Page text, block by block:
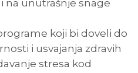
na unutrašnje snage
koji bi doveli do
i usvajanja zdravih
stresa kod